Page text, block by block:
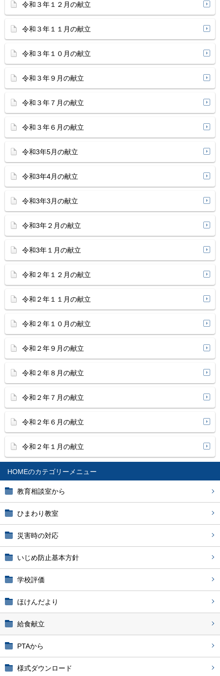
HOME
教育相談室から
ひまわり教室
災害時の対応
いじめ防止基本方針
学校評価
ほけんだより
給食献立
PTAから
様式ダウンロード
令和３年１２月の献立
令和３年１１月の献立
令和３年１０月の献立
令和３年９月の献立
令和３年７月の献立
令和３年６月の献立
令和3年5月の献立
令和3年4月の献立
令和3年3月の献立
令和3年２月の献立
令和3年１月の献立
令和２年１２月の献立
令和２年１１月の献立
令和２年１０月の献立
令和２年９月の献立
令和２年８月の献立
令和２年７月の献立
令和２年６月の献立
令和２年１月の献立